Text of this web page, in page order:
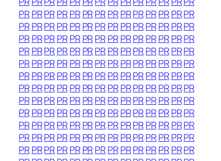
PRPRPRPRPR PRPRPRPRPRPRPR PRPR
PRPRPRPRPR PRPRPRPRPRPRPR PRPR
PRPRPRPRPR PRPRPRPRPRPRPR PRPR
PRPRPRPRPR PRPRPRPRPRPRPR PRPR
PRPRPRPRPR PRPRPRPRPRPRPR PRPR
PRPRPRPRPR PRPRPRPRPRPRPR PRPR
PRPRPRPRPR PRPRPRPRPRPRPR PRPR
PRPRPRPRPR PRPRPRPRPRPRPR PRPR
PRPRPRPRPR PRPRPRPRPRPRPR PRPR
PRPRPRPRPR PRPRPRPRPRPRPR PRPR
PRPRPRPRPR PRPRPRPRPRPRPR PRPR
PRPRPRPRPR PRPRPRPRPRPRPR PRPR